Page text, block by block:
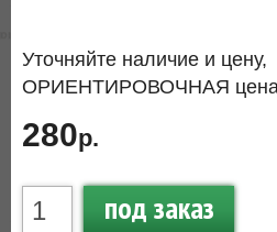
Уточняйте наличие и цену,
ОРИЕНТИРОВОЧНАЯ цена
280р.
под заказ